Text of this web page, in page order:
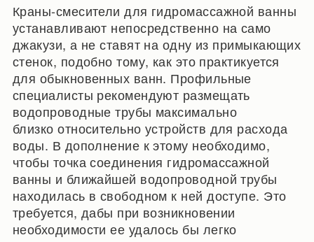
Краны-смесители для гидромассажной ванны
устанавливают непосредственно на само
джакузи, а не ставят на одну из примыкающих
стенок, подобно тому, как это практикуется
для обыкновенных ванн. Профильные
специалисты рекомендуют размещать
водопроводные трубы максимально
близко относительно устройств для расхода
воды. В дополнение к этому необходимо,
чтобы точка соединения гидромассажной
ванны и ближайшей водопроводной трубы
находилась в свободном к ней доступе. Это
требуется, дабы при возникновении
необходимости ее удалось бы легко